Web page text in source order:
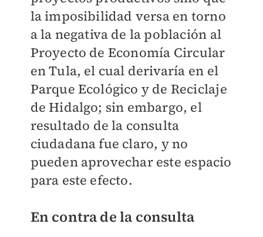
la imposibilidad versa en torno
a la negativa de la población al
Proyecto de Economía Circular
en Tula, el cual derivaría en el
Parque Ecológico y de Reciclaje
de Hidalgo; sin embargo, el
resultado de la consulta
ciudadana fue claro, y no
pueden aprovechar este espacio
para este efecto.
En contra de la consulta